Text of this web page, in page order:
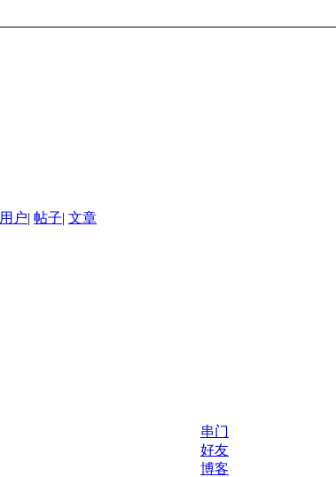
用户| 帖子| 文章
串门
好友
博客